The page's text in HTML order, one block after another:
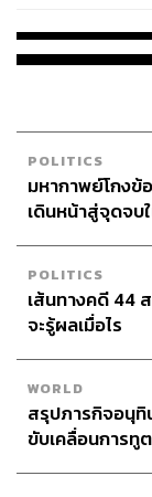
POLITICS
มหากาพย์โกง
เดินหน้าสู่จุดจบ
POLITICS
เส้นทางคดี 44
จะรู้ผลเมื่อไร
WORLD
สรุปภารกิจอนุทิ
ขับเคลื่อนการทู